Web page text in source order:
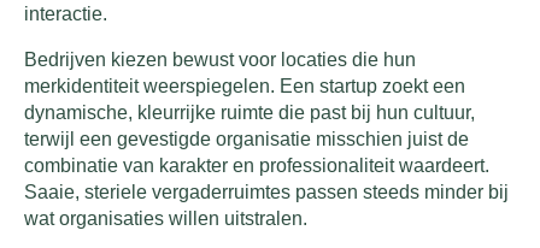
interactie.
Bedrijven kiezen bewust voor locaties die hun
merkidentiteit weerspiegelen. Een startup zoekt een
dynamische, kleurrijke ruimte die past bij hun cultuur,
terwijl een gevestigde organisatie misschien juist de
combinatie van karakter en professionaliteit waardeert.
Saaie, steriele vergaderruimtes passen steeds minder bij
wat organisaties willen uitstralen.